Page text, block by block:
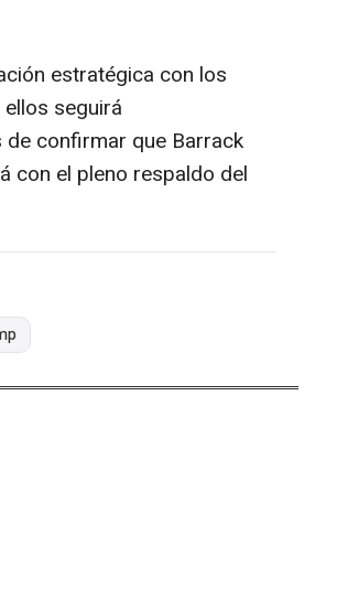
estratégica con los
seguirá
confirmar que Barrack
con el pleno respaldo del